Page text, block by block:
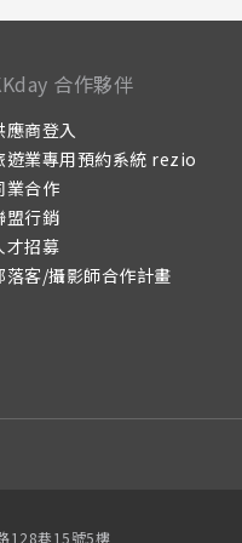
合作夥伴
應商登入
遊業專用預約系統 rezio
業合作
盟行銷
才招募
落客/攝影師合作計畫
128巷15號5樓